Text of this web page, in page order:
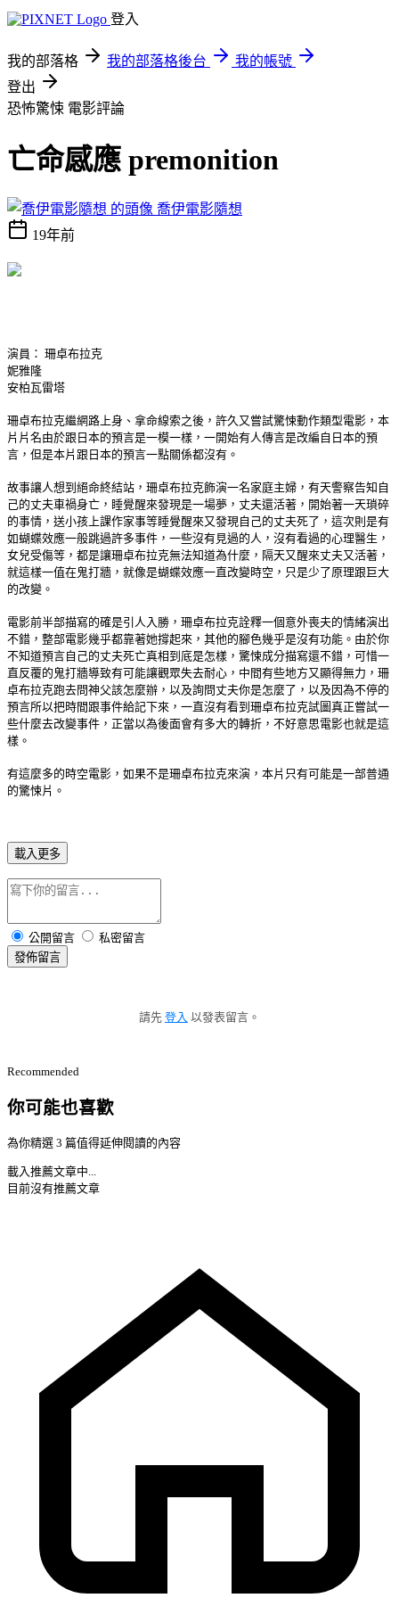
登入
我的部落格 我的部落格後台
我的帳號
登出
恐怖驚悚 電影評論
亡命感應 premonition
喬伊電影隨想
19年前
演員： 珊卓布拉克
妮雅隆
安柏瓦雷塔
珊卓布拉克繼網路上身、拿命線索之後，許久又嘗試驚悚動作類型電影，本
片片名由於跟日本的預言是一模一樣，一開始有人傳言是改編自日本的預
言，但是本片跟日本的預言一點關係都沒有。
故事讓人想到絕命終結站，珊卓布拉克飾演一名家庭主婦，有天警察告知自
己的丈夫車禍身亡，睡覺醒來發現是一場夢，丈夫還活著，開始著一天瑣碎
的事情，送小孩上課作家事等睡覺醒來又發現自己的丈夫死了，這次則是有
如蝴蝶效應一般跳過許多事件，一些沒有見過的人，沒有看過的心理醫生，
女兒受傷等，都是讓珊卓布拉克無法知道為什麼，隔天又醒來丈夫又活著，
就這樣一值在鬼打牆，就像是蝴蝶效應一直改變時空，只是少了原理跟巨大
的改變。
電影前半部描寫的確是引人入勝，珊卓布拉克詮釋一個意外喪夫的情緒演出
不錯，整部電影幾乎都靠著她撐起來，其他的腳色幾乎是沒有功能。由於你
不知道預言自己的丈夫死亡真相到底是怎樣，驚悚成分描寫還不錯，可惜一
直反覆的鬼打牆導致有可能讓觀眾失去耐心，中間有些地方又顯得無力，珊
卓布拉克跑去問神父該怎麼辦，以及詢問丈夫你是怎麼了，以及因為不停的
預言所以把時間跟事件給記下來，一直沒有看到珊卓布拉克試圖真正嘗試一
些什麼去改變事件，正當以為後面會有多大的轉折，不好意思電影也就是這
樣。
有這麼多的時空電影，如果不是珊卓布拉克來演，本片只有可能是一部普通
的驚悚片。
載入更多
公開留言
私密留言
發佈留言
請先 登入 以發表留言。
Recommended
你可能也喜歡
為你精選 3 篇值得延伸閱讀的內容
載入推薦文章中...
目前沒有推薦文章